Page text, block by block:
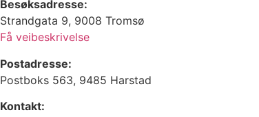
Besøksadresse:
Strandgata 9, 9008 Tromsø
Få veibeskrivelse
Postadresse:
Postboks 563, 9485 Harstad
Kontakt: